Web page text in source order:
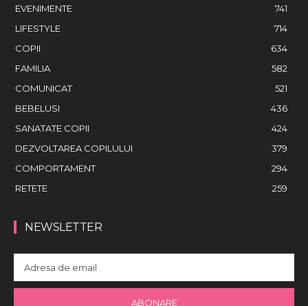
EVENIMENTE
741
LIFESTYLE
714
COPII
634
FAMILIA
582
COMUNICAT
521
BEBELUSI
436
SANATATE COPII
424
DEZVOLTAREA COPILULUI
379
COMPORTAMENT
294
RETETE
259
NEWSLETTER
ABONARE